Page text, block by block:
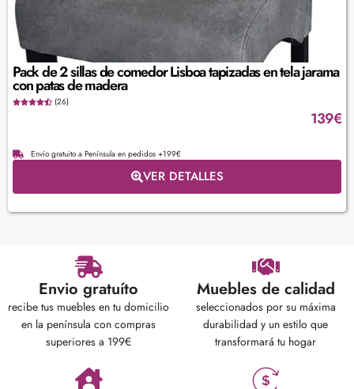
Pack de 2 sillas de comedor Lisboa tapizadas en tela jarama
con patas de madera
(26)
139€
Envío gratuito a Península en pedidos +199€
VER DETALLES
Envio gratuíto
recibe tus muebles en tu domicilio
en la península con compras
superiores a 199€
Muebles de calidad
seleccionados por su máxima
durabilidad y un estilo que
transformará tu hogar